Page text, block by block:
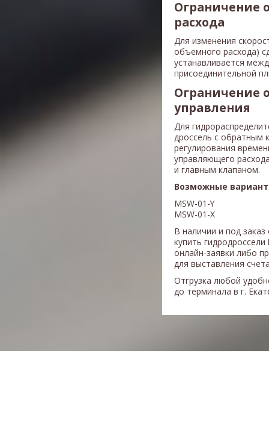
Ограничение
расхода
Для изменения
объемного расхода)
устанавливается
присоединительной
Ограничение
управления
Для
дроссель с обратным
регулирования
управляющего
и главным клапаном.
Возможные
MSW-01-Y
MSW-01-X
В наличии и под
купить гидродроссели
онлайн-заявки либо
для выставления
Отгрузка любой
до терминала в г.